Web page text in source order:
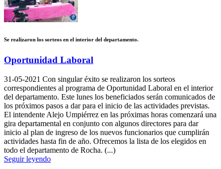
Se realizaron los sorteos en el interior del departamento.
Oportunidad Laboral
31-05-2021 Con singular éxito se realizaron los sorteos
correspondientes al programa de Oportunidad Laboral en el interior
del departamento. Este lunes los beneficiados serán comunicados de
los próximos pasos a dar para el inicio de las actividades previstas.
El intendente Alejo Umpiérrez en las próximas horas comenzará una
gira departamental en conjunto con algunos directores para dar
inicio al plan de ingreso de los nuevos funcionarios que cumplirán
actividades hasta fin de año. Ofrecemos la lista de los elegidos en
todo el departamento de Rocha. (...)
Seguir leyendo